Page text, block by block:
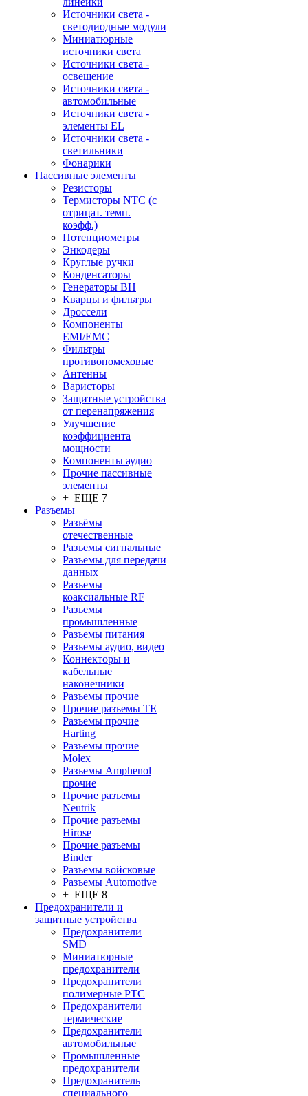
Источники света -
светодиодные модули
Миниатюрные
источники света
Источники света -
освещение
Источники света -
автомобильные
Источники света -
элементы EL
Источники света -
светильники
Фонарики
Пассивные элементы
Резисторы
Термисторы NTC (с
отрицат. темп.
коэфф.)
Потенциометры
Энкодеры
Круглые ручки
Конденсаторы
Генераторы ВН
Кварцы и фильтры
Дроссели
Компоненты
EMI/EMC
Фильтры
противопомеховые
Антенны
Варисторы
Защитные устройства
от перенапряжения
Улучшение
коэффициента
мощности
Компоненты аудио
Прочие пассивные
элементы
+ ЕЩЕ 7
Разъeмы
Разъёмы
отечественные
Разъeмы сигнальные
Разъeмы для передачи
данных
Разъeмы
коаксиальные RF
Разъeмы
промышленные
Разъeмы питания
Разъeмы аудио, видео
Коннекторы и
кабельные
наконечники
Разъeмы прочие
Прочие разъемы TE
Разъемы прочие
Harting
Разъемы прочие
Molex
Разъемы Amphenol
прочие
Прочие разъемы
Neutrik
Прочие разъемы
Hirose
Прочие разъемы
Binder
Разъемы войсковые
Разъeмы Automotive
+ ЕЩЕ 8
Предохранители и
защитные устройства
Предохранители
SMD
Миниатюрные
предохранители
Предохранители
полимерные PTC
Предохранители
термические
Предохранители
автомобильные
Промышленные
предохранители
Предохранитель
специального